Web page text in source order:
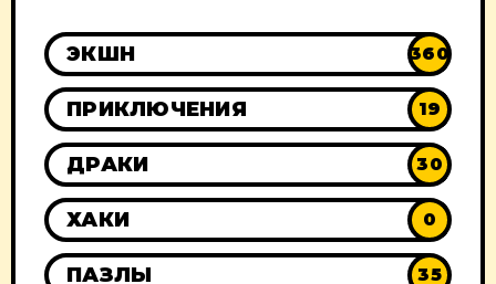
ЭКШН 360
ПРИКЛЮЧЕНИЯ 19
ДРАКИ 30
ХАКИ 0
ПАЗЛЫ 35